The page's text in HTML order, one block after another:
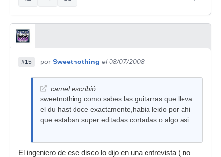
#15 por Sweetnothing el 08/07/2008
camel escribió:
sweetnothing como sabes las guitarras que lleva
el du hast doce exactamente,habia leido por ahi
que estaban super editadas cortadas o algo asi
El ingeniero de ese disco lo dijo en una entrevista ( no